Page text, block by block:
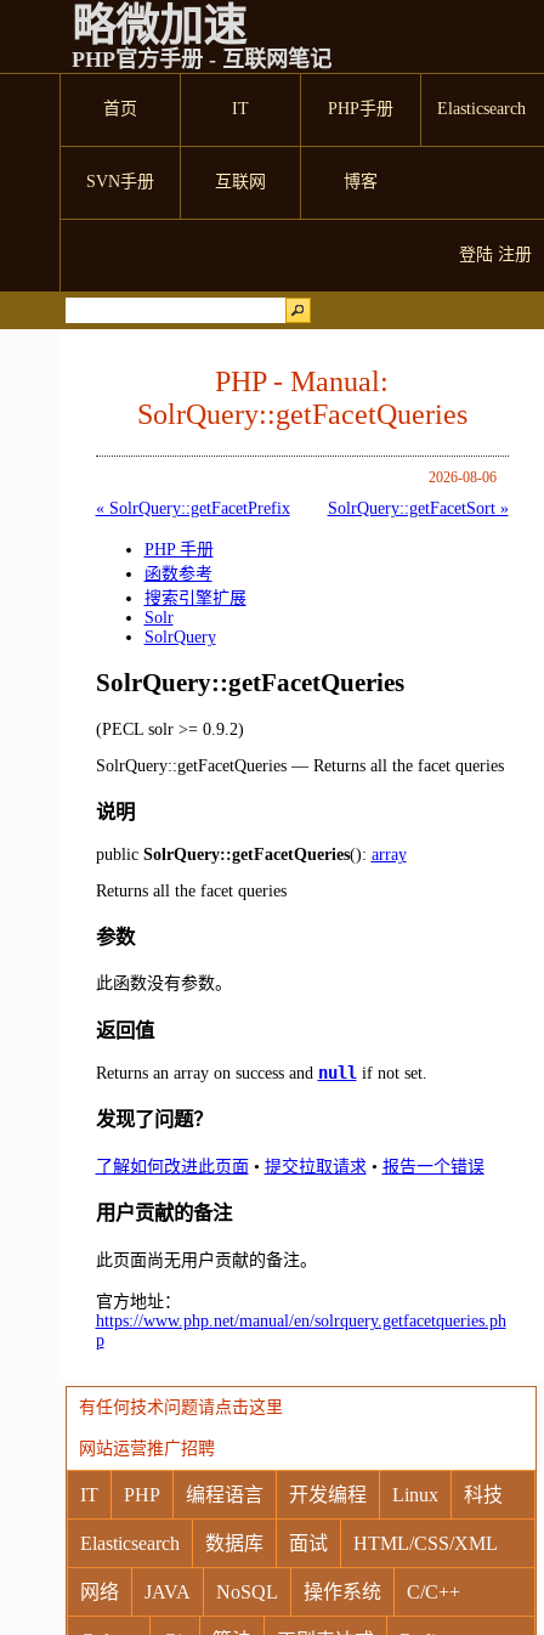
略微加速
PHP官方手册 - 互联网笔记
首页 IT PHP手册 Elasticsearch
SVN手册 互联网 博客
登陆 注册
PHP - Manual:
SolrQuery::getFacetQueries
2026-08-06
SolrQuery::getFacetSort »
« SolrQuery::getFacetPrefix
PHP 手册
函数参考
搜索引擎扩展
Solr
SolrQuery
SolrQuery::getFacetQueries
(PECL solr >= 0.9.2)
SolrQuery::getFacetQueries— Returns all the facet queries
说明
public SolrQuery::getFacetQueries(): array
Returns all the facet queries
参数
此函数没有参数。
返回值
Returns an array on success and nullif not set.
发现了问题？
了解如何改进此页面 • 提交拉取请求• 报告一个错误
用户贡献的备注
此页面尚无用户贡献的备注。
官方地址：
https://www.php.net/manual/en/solrquery.getfacetqueries.ph
p
有任何技术问题请点击这里
网站运营推广招聘
IT PHP 编程语言 开发编程 Linux 科技
Elasticsearch 数据库 面试 HTML/CSS/XML
网络 JAVA NoSQL 操作系统 C/C++